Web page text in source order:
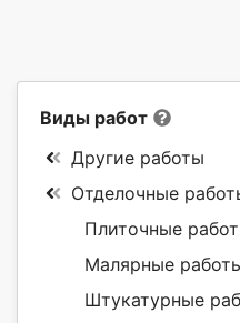
Виды работ
Другие работы
Отделочные
Плиточные
Малярные
Штукатурные